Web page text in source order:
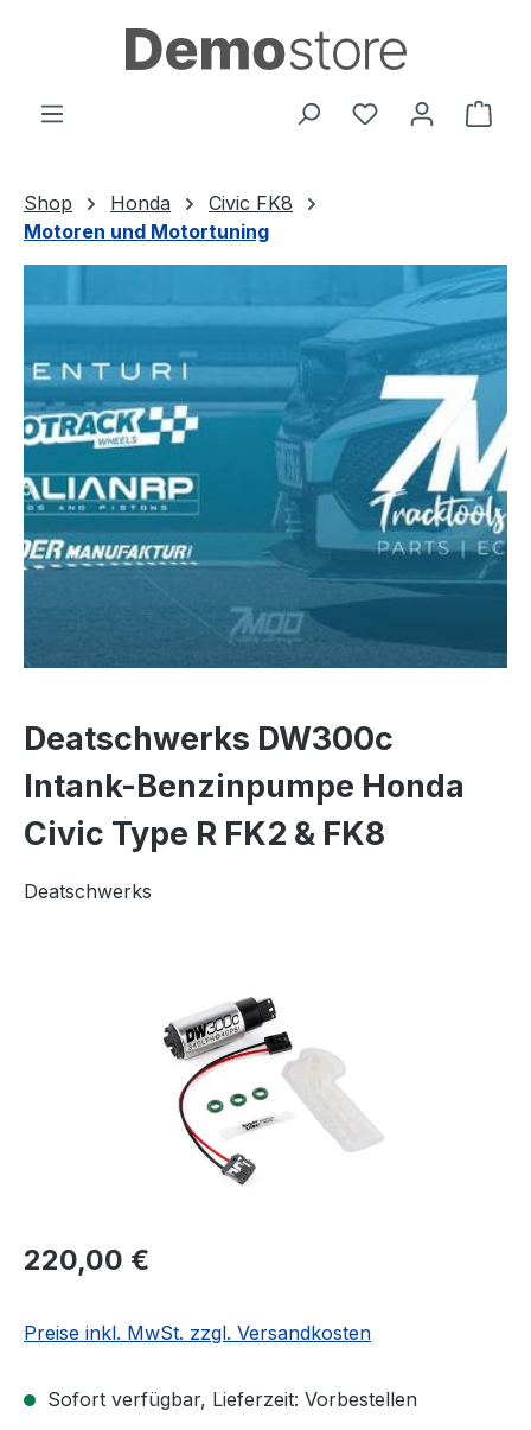
Zum Hauptinhalt springen
Du hast 0
Shop Honda
Civic FK8
Motoren und Motortuning
Deatschwerks DW300c
Intank-Benzinpumpe Honda
Civic Type R FK2 & FK8
Deatschwerks
Regulärer Preis:
220,00 €
Preise inkl. MwSt. zzgl. Versandkosten
Sofort verfügbar, Lieferzeit: Vorbestellen